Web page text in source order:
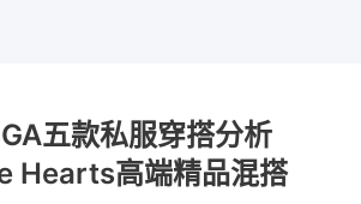
五款私服穿搭分析
Hearts高端精品混搭